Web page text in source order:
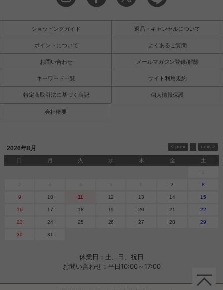
ショッピングガイド 返品・キャンセルについて
ポイントについて よくあるご質問
お問い合わせ メールマガジン登録/解除
キーワード一覧 サイト利用規約
特定商取引法に基づく表記 個人情報保護
会社概要
2026年8月
日 月 火 水 木 金 土
7 8
9 10 11 12 13 14 15
16 17 18 19 20 21 22
23 24 25 26 27 28 29
30 31
休業日：土、日、祝日
お問い合わせ：平日10:00～17:00